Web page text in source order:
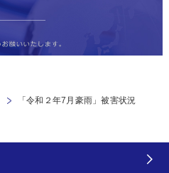
「令和２年7月豪雨」被害状況